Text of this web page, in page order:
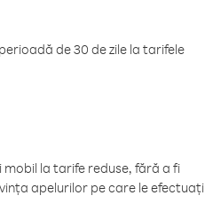
de 30 de zile la tarifele
la tarife reduse, fără a fi
apelurilor pe care le efectuați